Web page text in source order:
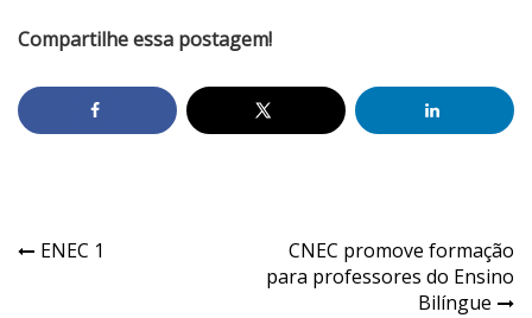
Compartilhe essa postagem!
ENEC 1
CNEC promove formação
para professores do Ensino
Bilíngue